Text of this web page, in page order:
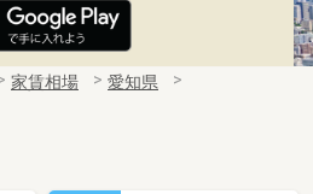
家賃相場
愛知県